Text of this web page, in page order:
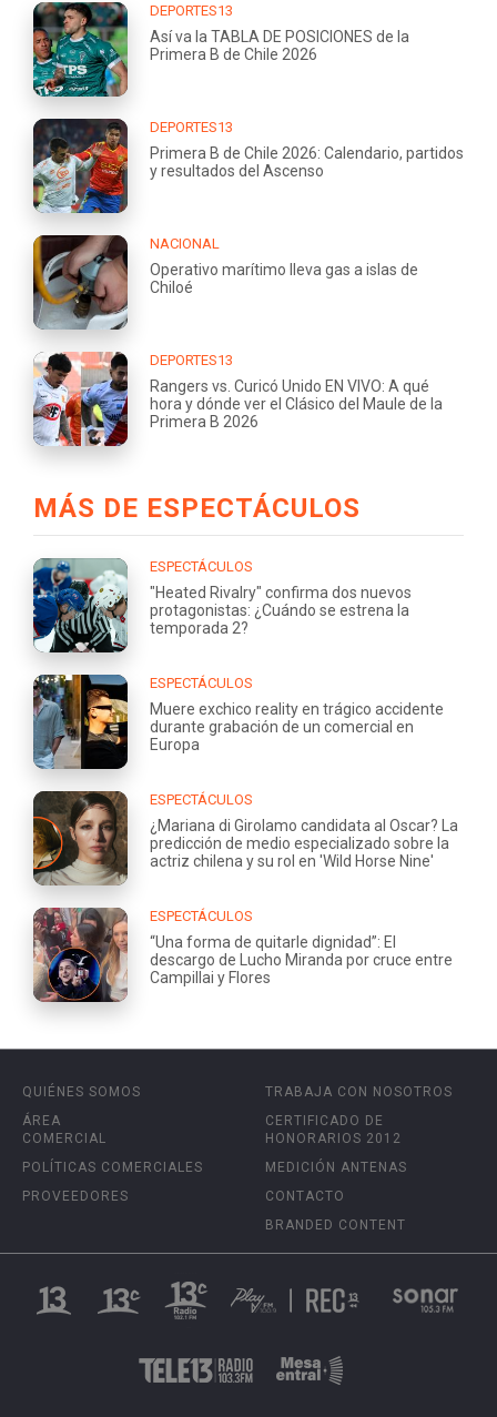
DEPORTES13
Así va la TABLA DE POSICIONES de la
Primera B de Chile 2026
DEPORTES13
Primera B de Chile 2026: Calendario, partidos
y resultados del Ascenso
NACIONAL
Operativo marítimo lleva gas a islas de
Chiloé
DEPORTES13
Rangers vs. Curicó Unido EN VIVO: A qué
hora y dónde ver el Clásico del Maule de la
Primera B 2026
MÁS DE ESPECTÁCULOS
ESPECTÁCULOS
"Heated Rivalry" confirma dos nuevos
protagonistas: ¿Cuándo se estrena la
temporada 2?
ESPECTÁCULOS
Muere exchico reality en trágico accidente
durante grabación de un comercial en
Europa
ESPECTÁCULOS
¿Mariana di Girolamo candidata al Oscar? La
predicción de medio especializado sobre la
actriz chilena y su rol en 'Wild Horse Nine'
ESPECTÁCULOS
“Una forma de quitarle dignidad”: El
descargo de Lucho Miranda por cruce entre
Campillai y Flores
QUIÉNES SOMOS
ÁREA
COMERCIAL
POLÍTICAS COMERCIALES
PROVEEDORES
TRABAJA CON NOSOTROS
CERTIFICADO DE
HONORARIOS 2012
MEDICIÓN ANTENAS
CONTACTO
BRANDED CONTENT